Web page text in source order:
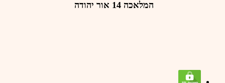
המלאכה 14 אור יהודה